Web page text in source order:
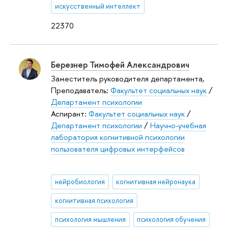
22370
искусственный интеллект
Березнер Тимофей Александрович
Заместитель руководителя департамента,
Преподаватель: Факультет социальных наук/
Департамент психологии
Аспирант: Факультет социальных наук/
Департамент психологии /Научно-учебная
лаборатория когнитивной психологии
пользователя цифровых интерфейсов
нейробиология когнитивная нейронаука
когнитивная психология
психология мышления психология обучения